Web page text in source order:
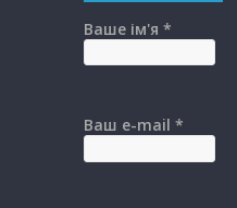
Ваше ім'я *
Ваш e-mail *